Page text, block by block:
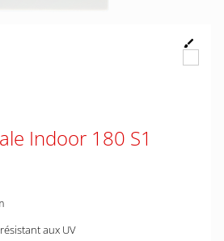
Indoor 180 S1
aux UV